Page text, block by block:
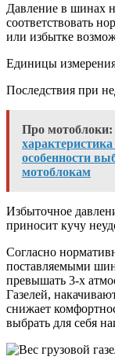
Давление в шинах
соответствовать
или избытке
Единицы
Последствия при
Про мотоблоки:
особенности
мотоблокам
Избыточное
приносит кучу
Согласно
поставляемыми
превышать 3-х
Газелей,
снижает
выбрать для себя